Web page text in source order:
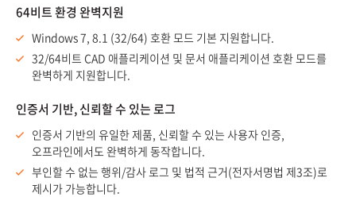
64비트 환경 완벽지원
Windows 7, 8.1 (32/64) 호환 모드 기본 지원합니다.
32/64비트 CAD 애플리케이션 및 문서 애플리케이션 호환 모드를
완벽하게 지원합니다.
인증서 기반, 신뢰할 수 있는 로그
인증서 기반의 유일한 제품, 신뢰할 수 있는 사용자 인증,
오프라인에서도 완벽하게 동작합니다.
부인할 수 없는 행위/감사 로그 및 법적 근거(전자서명법 제3조)로
제시가 가능합니다.